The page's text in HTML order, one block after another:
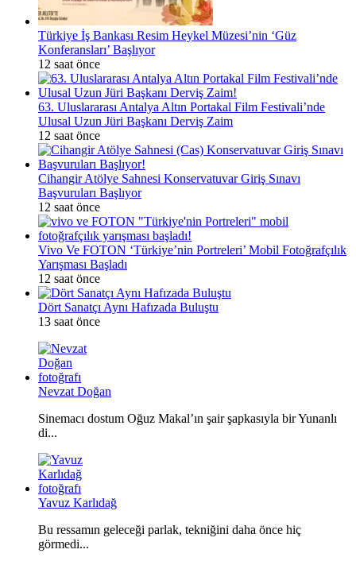
Türkiye İş Bankası Resim Heykel Müzesi’nin ‘Güz
Konferansları’ Başlıyor
12 saat önce
63. Uluslararası Antalya Altın Portakal Film Festivali’nde
Ulusal Uzun Jüri Başkanı Derviş Zaim
12 saat önce
Cihangir Atölye Sahnesi Konservatuvar Giriş Sınavı
Başvuruları Başlıyor
12 saat önce
Vivo Ve FOTON ‘Türkiye’nin Portreleri’ Mobil Fotoğrafçılık
Yarışması Başladı
12 saat önce
Dört Sanatçı Aynı Hafızada Buluştu
13 saat önce
Nevzat Doğan
Sinemacı dostum Oğuz Makal’ın şair şapkasıyla bir Yunanlı
di...
Yavuz Karlıdağ
Bu ressamın geleceği parlak, tekniğini daha önce hiç
görmedi...